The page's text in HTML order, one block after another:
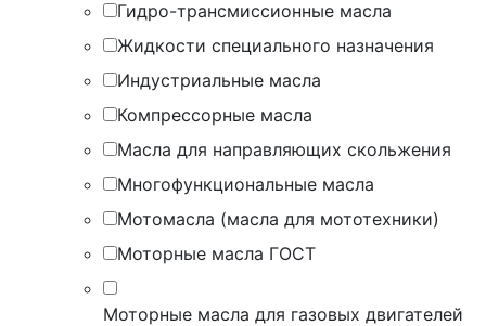
Гидро-трансмиссионные масла
Жидкости специального назначения
Индустриальные масла
Компрессорные масла
Масла для направляющих скольжения
Многофункциональные масла
Мотомасла (масла для мототехники)
Моторные масла ГОСТ
Моторные масла для газовых двигателей